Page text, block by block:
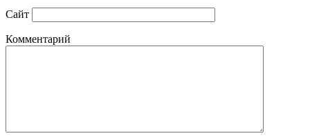
Сайт
Комментарий